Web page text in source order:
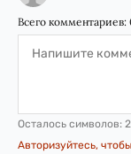
Всего комментариев:
Осталось символов:
Авторизуйтесь,